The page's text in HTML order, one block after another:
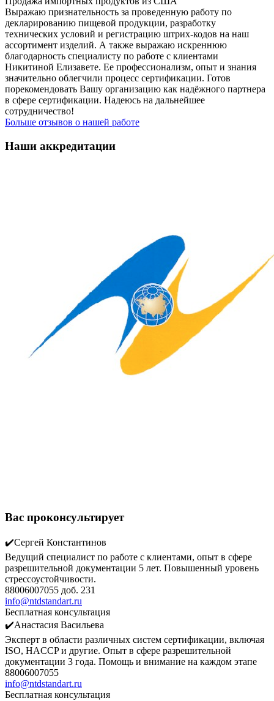
Выражаю признательность за проведенную работу по
декларированию пищевой продукции, разработку
технических условий и регистрацию штрих-кодов на наш
ассортимент изделий. А также выражаю искреннюю
благодарность специалисту по работе с клиентами
Никитиной Елизавете. Ее профессионализм, опыт и знания
значительно облегчили процесс сертификации. Готов
порекомендовать Вашу организацию как надёжного партнера
в сфере сертификации. Надеюсь на дальнейшее
сотрудничество!
Больше отзывов о нашей работе
Наши аккредитации
Вас проконсультирует
✔️Сергей Константинов
Ведущий специалист по работе с клиентами, опыт в сфере
разрешительной документации 5 лет. Повышенный уровень
стрессоустойчивости.
88006007055 доб. 231
info@ntdstandart.ru
Бесплатная консультация
✔️Анастасия Васильева
Эксперт в области различных систем сертификации, включая
ISO, HACCP и другие. Опыт в сфере разрешительной
документации 3 года. Помощь и внимание на каждом этапе
88006007055
info@ntdstandart.ru
Бесплатная консультация